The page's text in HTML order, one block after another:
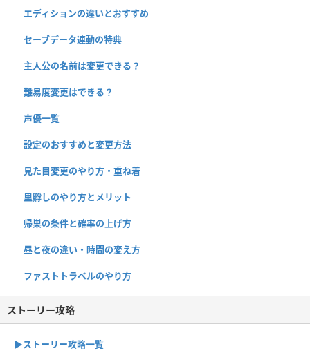
エディションの違いとおすすめ
セーブデータ連動の特典
主人公の名前は変更できる？
難易度変更はできる？
声優一覧
設定のおすすめと変更方法
見た目変更のやり方・重ね着
里孵しのやり方とメリット
帰巣の条件と確率の上げ方
昼と夜の違い・時間の変え方
ファストトラベルのやり方
ストーリー攻略
▶︎ストーリー攻略一覧